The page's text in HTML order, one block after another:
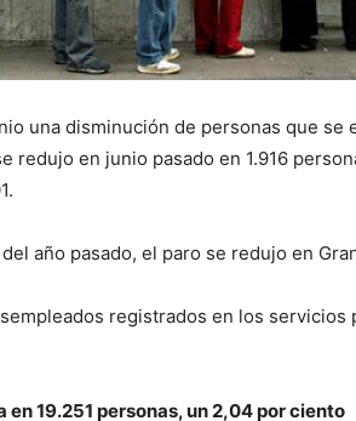
una disminución de personas que
redujo en junio pasado en 1.916
año pasado, el paro se redujo en
registrados en los
en 19.251 personas, un 2,04 por ciento